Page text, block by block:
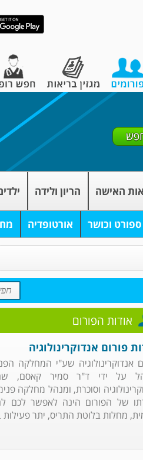
האישה הריון ולידה
ספורט וכושר אורטופדיה
אודות הפורום
פורום אנדוקרינולוגיה
אנדוקרינולוגיה שע"י המחלקה
על ידי ד"ר סמיר קאסם,
וסוכרת, ומנהל מחלקה
של הפורום הינה לאפשר לכם
מחלות בלוטת התריס, יתר פעילות